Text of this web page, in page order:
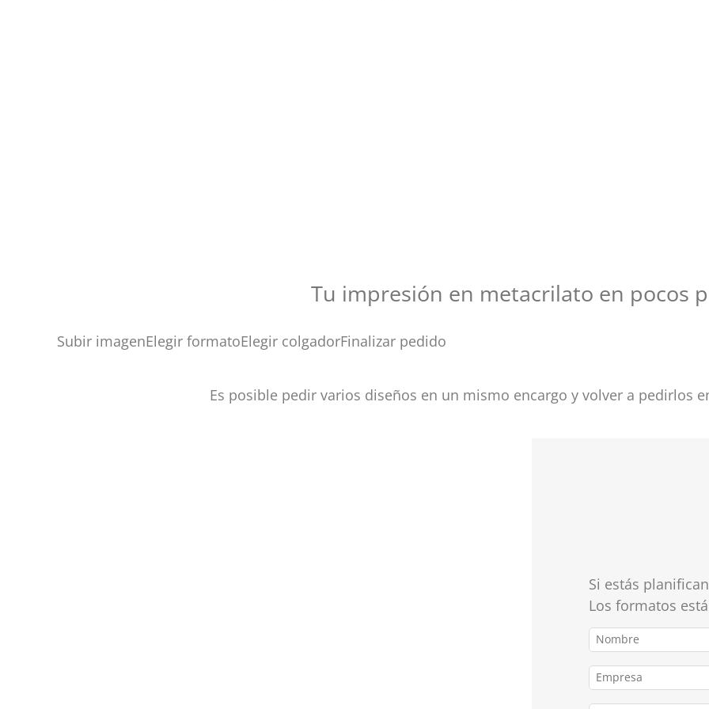
Tu impresión en metacrilato en pocos
Subir imagenElegir formatoElegir colgadorFinalizar pedido
Es posible pedir varios diseños en un mismo encargo y volver a pedirlos
Si estás
Los formatos